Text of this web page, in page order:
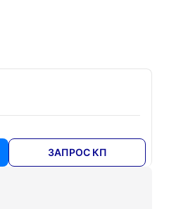
ЗАПРОС КП